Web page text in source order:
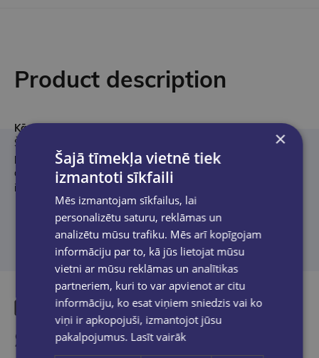
Product description
Kāpēc izvēlēties Stabilo Fun Max mehānisko zīmuli?
Šis zīmulis apvieno funkcionalitāti, kvalitāti un modernu dizainu,
padarot to par lielisku izvēli ikdienas rakstīšanai un radošiem
darbiem. Stabilo ir uzticams zīmols, kas garantē ērtu un
ilgmūžīgu lietošanu.
Similar products
×
Šajā tīmekļa vietnē tiek
izmantoti sīkfaili
Mēs izmantojam sīkfailus, lai
personalizētu saturu, reklāmas un
analizētu mūsu trafiku. Mēs arī kopīgojam
informāciju par to, kā jūs lietojat mūsu
vietni ar mūsu reklāmas un analītikas
partneriem, kuri to var apvienot ar citu
informāciju, ko esat viņiem sniedzis vai ko
viņi ir apkopojuši, izmantojot jūsu
pakalpojumus. Lasīt vairāk